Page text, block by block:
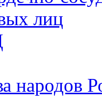
лиц
народов